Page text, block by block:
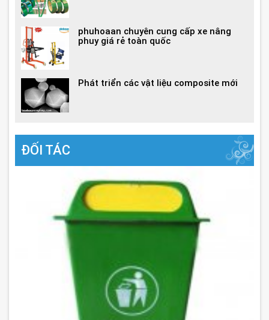
phuhoaan chuyên cung cấp xe nâng
phuy giá rẻ toàn quốc
Phát triển các vật liệu composite mới
ĐỐI TÁC